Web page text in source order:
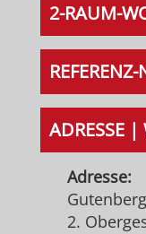
2-RAUM-
ADRESSE |
Adresse:
2.